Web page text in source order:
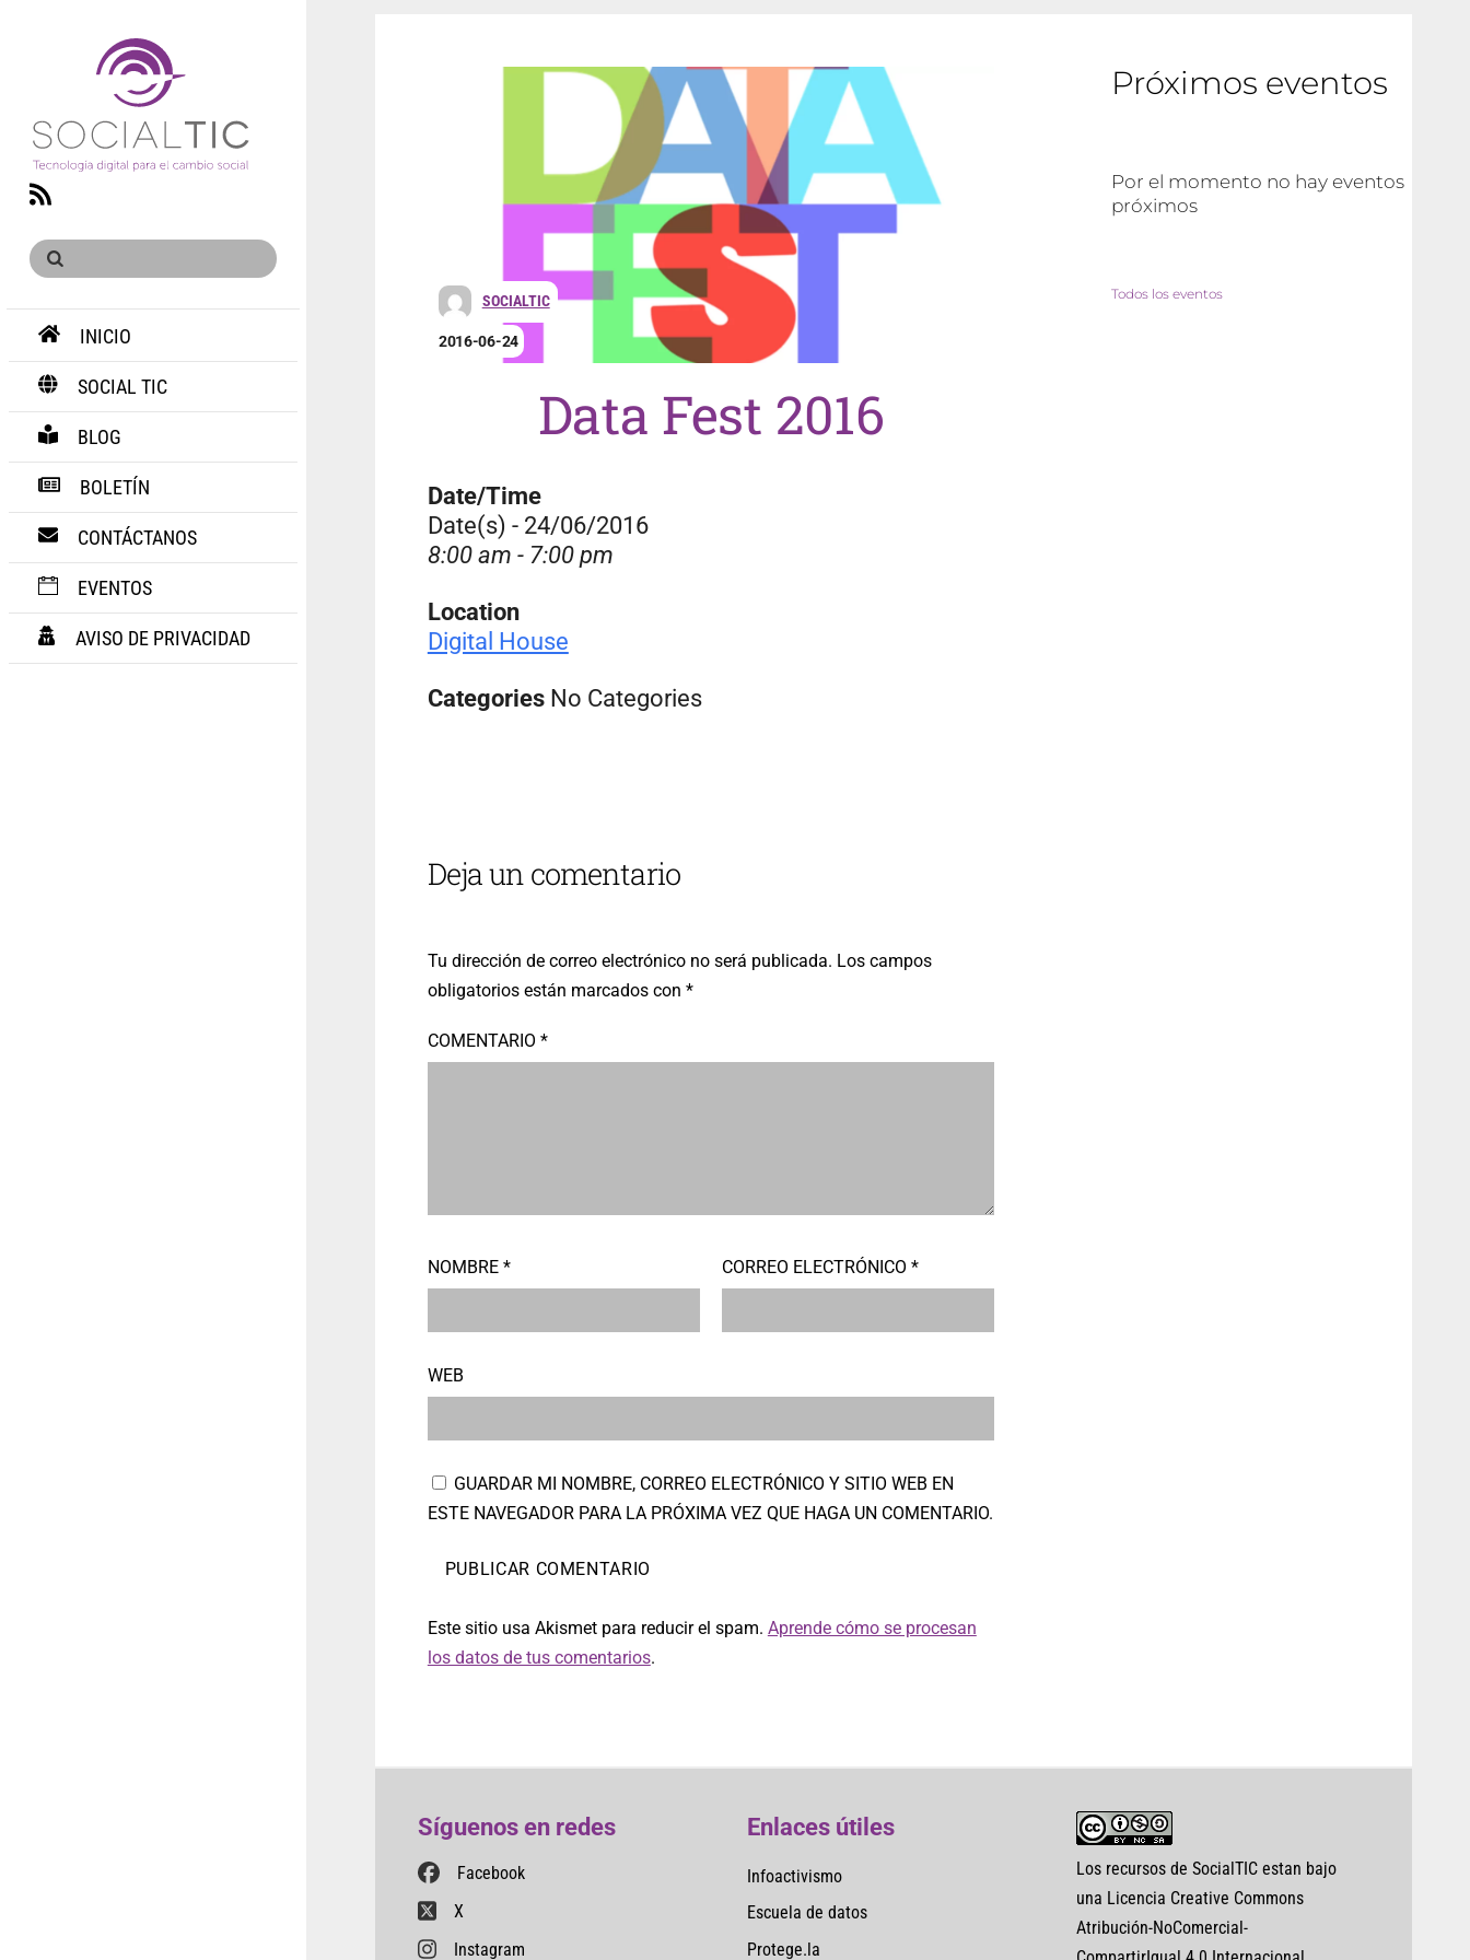
RSS
INICIO
SOCIAL TIC
BLOG
BOLETÍN
CONTÁCTANOS
EVENTOS
AVISO DE PRIVACIDAD
SOCIALTIC
2016-06-24
Data Fest 2016
Date/Time
Date(s) - 24/06/2016
8:00 am - 7:00 pm
Location
Digital House
CategoriesNo Categories
Deja un comentario
Tu dirección de correo electrónico no será publicada. Los campos
obligatorios están marcados con *
COMENTARIO *
NOMBRE * CORREO ELECTRÓNICO*
WEB
GUARDAR MI NOMBRE, CORREO ELECTRÓNICO Y SITIO WEB EN
ESTE NAVEGADOR PARA LA PRÓXIMA VEZ QUE HAGA UN COMENTARIO.
Este sitio usa Akismet para reducir el spam. Aprende cómo se procesan
los datos de tus comentarios.
Próximos eventos
Por el momento no hay eventos
próximos
Todos los eventos
Síguenos en redes
Facebook
X
Instagram
Enlaces útiles
Infoactivismo
Escuela de datos
Protege.la
Los recursos de SocialTIC estan bajo
una Licencia Creative Commons
Atribución-NoComercial-